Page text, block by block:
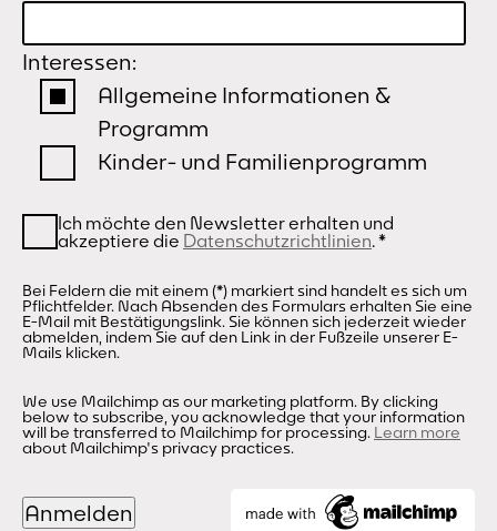
Interessen:
Allgemeine Informationen &
Programm
Kinder- und Familienprogramm
Ich möchte den Newsletter erhalten und
akzeptiere die Datenschutzrichtlinien.*
Bei Feldern die mit einem (*) markiert sind handelt es sich um
Pflichtfelder. Nach Absenden des Formulars erhalten Sie eine
E-Mail mit Bestätigungslink. Sie können sich jederzeit wieder
abmelden, indem Sie auf den Link in der Fußzeile unserer E-
Mails klicken.
We use Mailchimp as our marketing platform. By clicking
below to subscribe, you acknowledge that your information
will be transferred to Mailchimp for processing. Learn more
about Mailchimp's privacy practices.